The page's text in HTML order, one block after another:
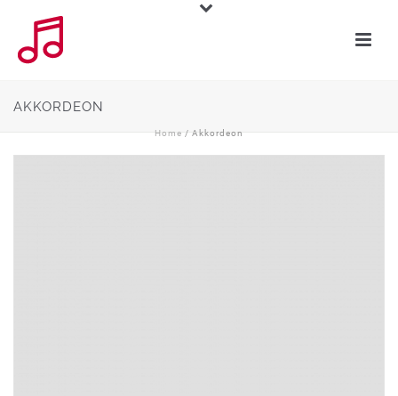
AKKORDEON
Home / Akkordeon